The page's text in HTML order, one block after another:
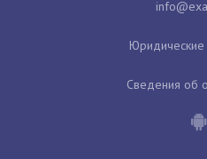
Сведения об